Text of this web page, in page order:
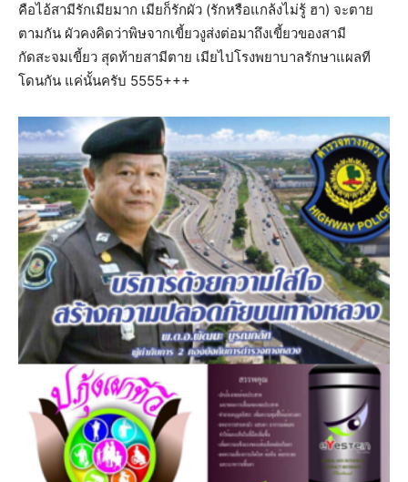
คือไอ้สามีรักเมียมาก เมียก็รักผัว (รักหรือแกล้งไม่รู้ ฮา) จะตาย
ตามกัน ผัวคงคิดว่าพิษจากเขี้ยวงูส่งต่อมาถึงเขี้ยวของสามี
กัดสะจมเขี้ยว สุดท้ายสามีตาย เมียไปโรงพยาบาลรักษาแผลที
โดนกัน แค่นั้นครับ 5555+++